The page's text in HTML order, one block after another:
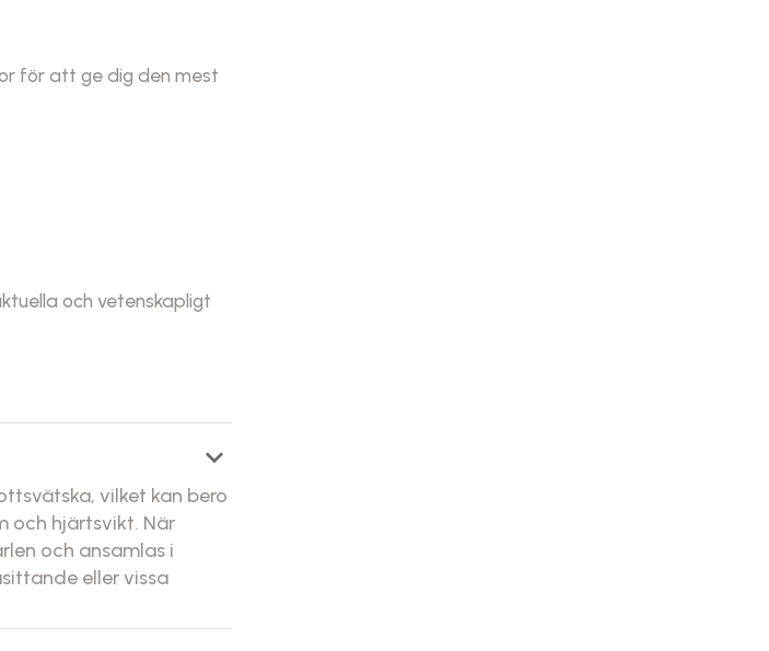
för att ge dig den mest
och vetenskapligt
keyboard_arrow_down
vilket kan bero
och hjärtsvikt. När
och ansamlas i
eller vissa